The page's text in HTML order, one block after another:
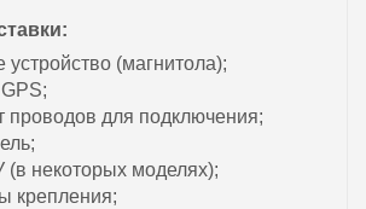
устройство (магнитола);
проводов для подключения;
(в некоторых моделях);
крепления;